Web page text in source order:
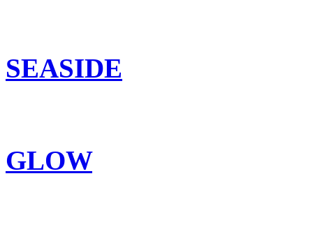
SEASIDE
GLOW